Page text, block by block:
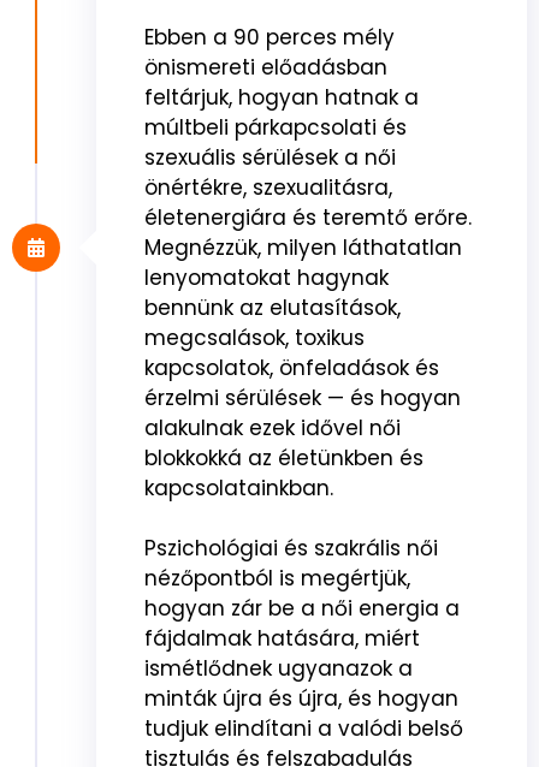
Ebben a 90 perces mély
önismereti előadásban
feltárjuk, hogyan hatnak a
múltbeli párkapcsolati és
szexuális sérülések a női
önértékre, szexualitásra,
életenergiára és teremtő erőre.
Megnézzük, milyen láthatatlan
lenyomatokat hagynak
bennünk az elutasítások,
megcsalások, toxikus
kapcsolatok, önfeladások és
érzelmi sérülések — és hogyan
alakulnak ezek idővel női
blokkokká az életünkben és
kapcsolatainkban.
Pszichológiai és szakrális női
nézőpontból is megértjük,
hogyan zár be a női energia a
fájdalmak hatására, miért
ismétlődnek ugyanazok a
minták újra és újra, és hogyan
tudjuk elindítani a valódi belső
tisztulás és felszabadulás